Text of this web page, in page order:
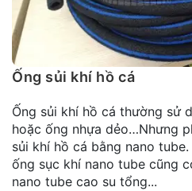
Quy
định
Blog
chia
Liên
hệ
Ống sủi khí hồ cá
Ống sủi khí hồ cá thường sử
hoặc ống nhựa dẻo…Nhưng
sủi khí hồ cá bằng nano
ống sục khí nano tube cũng
nano tube cao su tổng...